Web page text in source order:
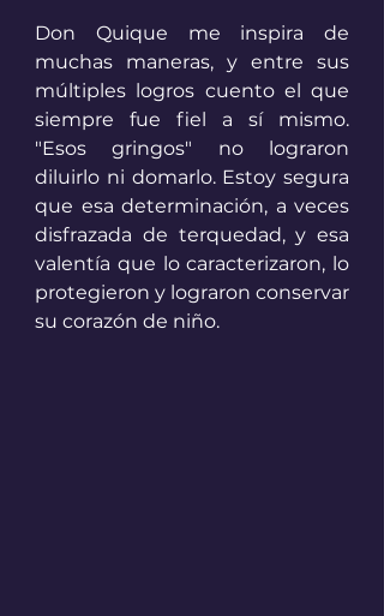
Don Quique me inspira de
muchas maneras, y entre sus
múltiples logros cuento el que
siempre fue fiel a sí mismo.
"Esos gringos" no lograron
diluirlo ni domarlo. Estoy segura
que esa determinación, a veces
disfrazada de terquedad, y esa
valentía que lo caracterizaron, lo
protegieron y lograron conservar
su corazón de niño.